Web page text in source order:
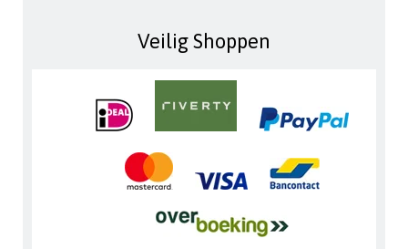
Veilig Shoppen